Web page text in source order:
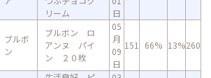
リーム
日
ブルボ
ン
ブルボン ロ
アンヌ パイ
ン ２０枚
05
月
09
日
151 66% 13%260